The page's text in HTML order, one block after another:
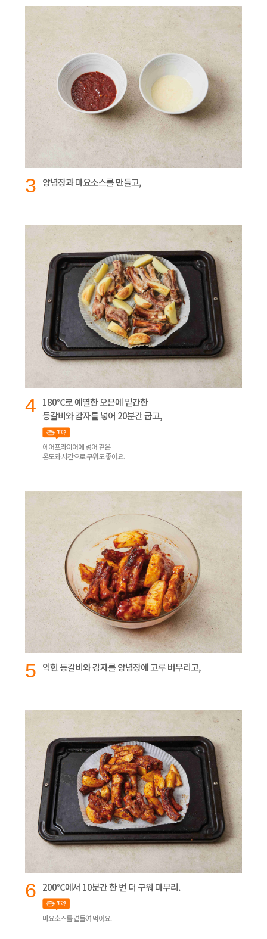
3 양념장과 마요소스를 만들고,
4 180℃로 예열한 오븐에 밑간한
등갈비와 감자를 넣어 20분간 굽고,
에어프라이어에 넣어 같은
온도와 시간으로 구워도 좋아요.
5 익힌 등갈비와 감자를 양념장에 고루 버무리고,
6 200℃에서 10분간 한 번 더 구워 마무리.
마요소스를 곁들여 먹어요.